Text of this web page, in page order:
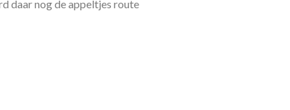
daar nog de appeltjes route